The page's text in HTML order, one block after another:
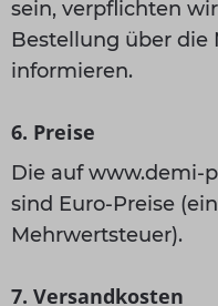
sein, verpflichten
Bestellung über die
informieren.
6. Preise
Die auf www.demi-
sind Euro-Preise
Mehrwertsteuer).
7. Versandkosten